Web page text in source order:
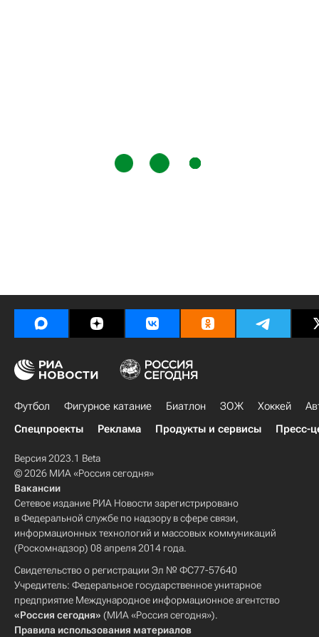
Футбол Фигурное катание Биатлон ЗОЖ Хоккей
Спецпроекты
Реклама Продукты и сервисы Пресс-
Версия 2023.1 Beta
© 2026 МИА «Россия сегодня»
Вакансии
Сетевое издание РИА Новости зарегистрировано
в Федеральной службе по надзору в сфере связи,
информационных технологий и массовых коммуникаций
(Роскомнадзор) 08 апреля 2014 года.
Свидетельство о регистрации Эл № ФС77-57640
Учредитель: Федеральное государственное унитарное
предприятие Международное информационное агентство
«Россия сегодня» (МИА «Россия сегодня»).
Правила использования материалов